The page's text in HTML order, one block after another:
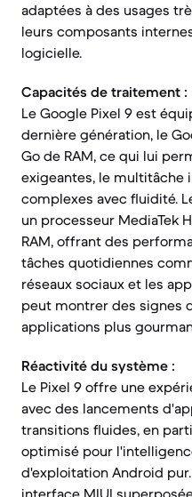
adaptées à des usages
leurs composants
logicielle.
Capacités de traitement :
Le Google Pixel 9 est
dernière génération, le
Go de RAM, ce qui lui
exigeantes, le multitâche
complexes avec fluidité.
un processeur MediaTek
RAM, offrant des
tâches quotidiennes
réseaux sociaux et les
peut montrer des signes
applications plus
Réactivité du système :
Le Pixel 9 offre une
avec des lancements
transitions fluides, en
optimisé pour
d'exploitation Android pur.
interface MIUI